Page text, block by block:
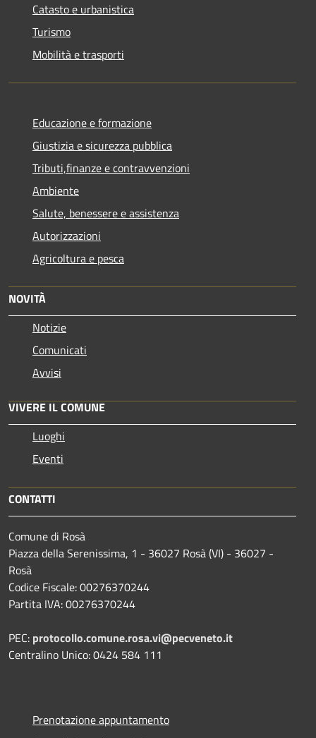
Catasto e urbanistica
Turismo
Mobilità e trasporti
Educazione e formazione
Giustizia e sicurezza pubblica
Tributi,finanze e contravvenzioni
Ambiente
Salute, benessere e assistenza
Autorizzazioni
Agricoltura e pesca
NOVITÀ
Notizie
Comunicati
Avvisi
VIVERE IL COMUNE
Luoghi
Eventi
CONTATTI
Comune di Rosà
Piazza della Serenissima, 1 - 36027 Rosà (VI) - 36027 -
Rosà
Codice Fiscale: 00276370244
Partita IVA: 00276370244
PEC: protocollo.comune.rosa.vi@pecveneto.it
Centralino Unico: 0424 584 111
Prenotazione appuntamento